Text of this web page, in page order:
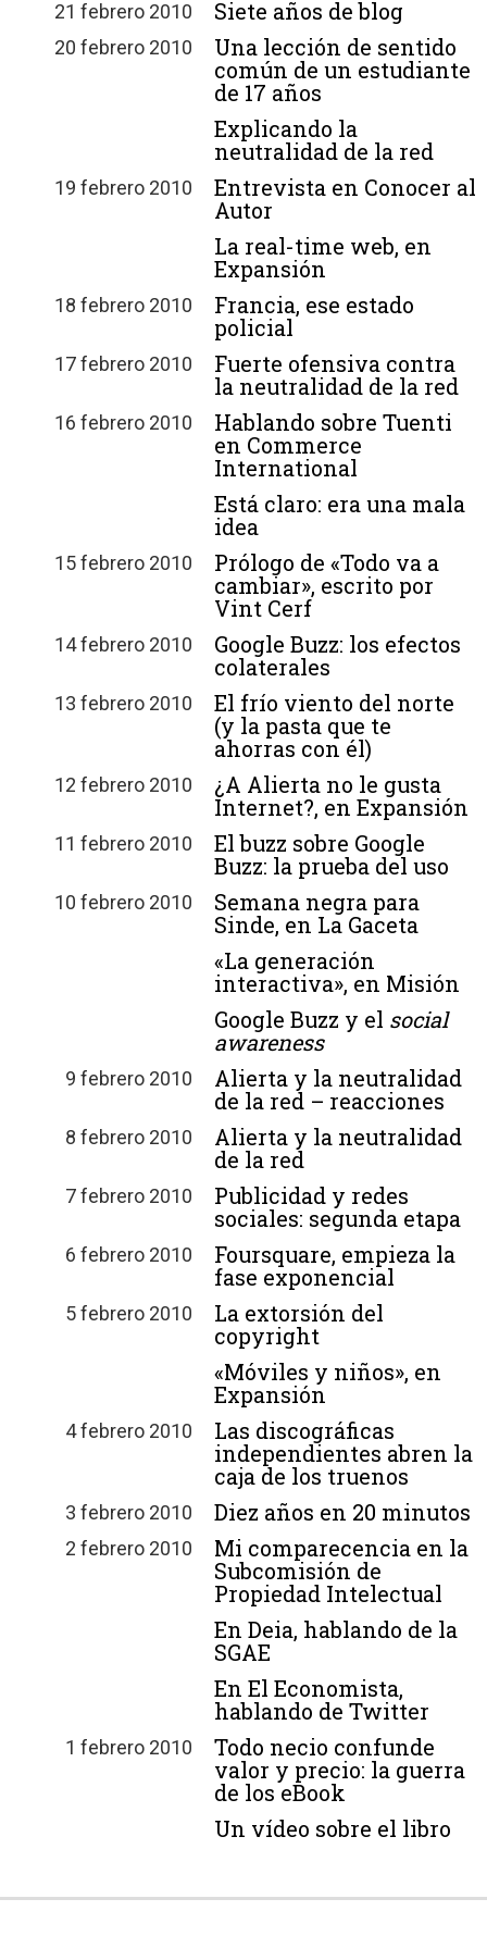
21 febrero 2010 Siete años de blog
20 febrero 2010
Una lección de sentido
común de un estudiante
de 17 años
Explicando la
neutralidad de la red
19 febrero 2010
Entrevista en Conocer al
Autor
La real-time web, en
Expansión
18 febrero 2010
Francia, ese estado
policial
17 febrero 2010
Fuerte ofensiva contra
la neutralidad de la red
16 febrero 2010
Hablando sobre Tuenti
en Commerce
International
Está claro: era una mala
idea
15 febrero 2010
Prólogo de «Todo va a
cambiar», escrito por
Vint Cerf
14 febrero 2010
Google Buzz: los efectos
colaterales
13 febrero 2010
El frío viento del norte
(y la pasta que te
ahorras con él)
12 febrero 2010
¿A Alierta no le gusta
Internet?, en Expansión
11 febrero 2010
El buzz sobre Google
Buzz: la prueba del uso
10 febrero 2010
Semana negra para
Sinde, en La Gaceta
«La generación
interactiva», en Misión
Google Buzz y el social
awareness
9 febrero 2010
Alierta y la neutralidad
de la red – reacciones
8 febrero 2010
Alierta y la neutralidad
de la red
7 febrero 2010
Publicidad y redes
sociales: segunda etapa
6 febrero 2010
Foursquare, empieza la
fase exponencial
5 febrero 2010
La extorsión del
copyright
«Móviles y niños», en
Expansión
4 febrero 2010
Las discográficas
independientes abren la
caja de los truenos
3 febrero 2010 Diez años en 20 minutos
2 febrero 2010
Mi comparecencia en la
Subcomisión de
Propiedad Intelectual
En Deia, hablando de la
SGAE
En El Economista,
hablando de Twitter
1 febrero 2010
Todo necio confunde
valor y precio: la guerra
de los eBook
Un vídeo sobre el libro